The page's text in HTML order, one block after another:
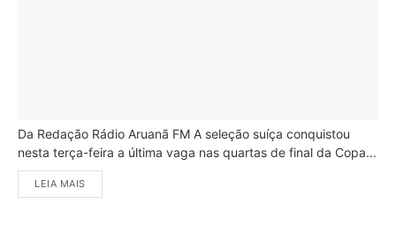
Da Redação Rádio Aruanã FM A seleção suíça conquistou
nesta terça-feira a última vaga nas quartas de final da Copa...
LEIA MAIS